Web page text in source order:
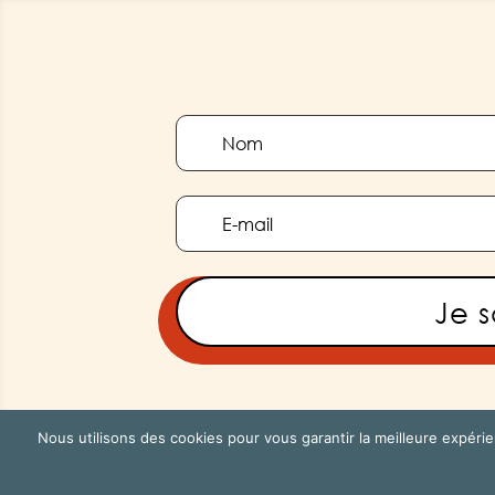
Je
Nous utilisons des cookies pour vous garantir la meilleure